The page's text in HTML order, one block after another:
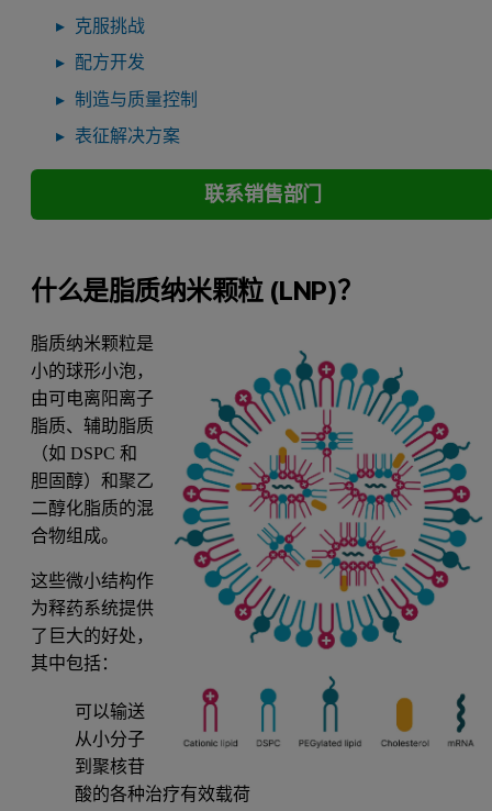
克服挑战
配方开发
制造与质量控制
表征解决方案
联系销售部门
什么是脂质纳米颗粒 (LNP)？
脂质纳米颗粒是
小的球形小泡，
由可电离阳离子
脂质、辅助脂质
（如 DSPC 和
胆固醇）和聚乙
二醇化脂质的混
合物组成。
这些微小结构作
为释药系统提供
了巨大的好处，
其中包括：
可以输送
从小分子
到聚核苷
酸的各种治疗有效载荷